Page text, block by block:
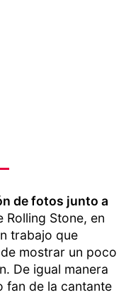
de fotos junto a
Stone, en
trabajo que
mostrar un poco
De igual manera
fan de la cantante